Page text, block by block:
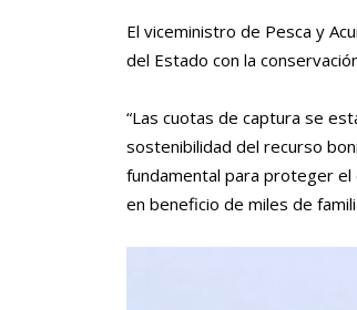
El viceministro de Pesca y
del Estado con la
“Las cuotas de captura se
sostenibilidad del recurso
fundamental para proteger el
en beneficio de miles de